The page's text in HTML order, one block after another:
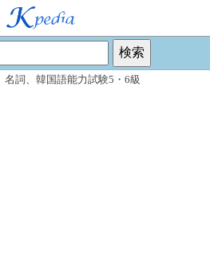
名詞 、 韓国語能力試験5・6級